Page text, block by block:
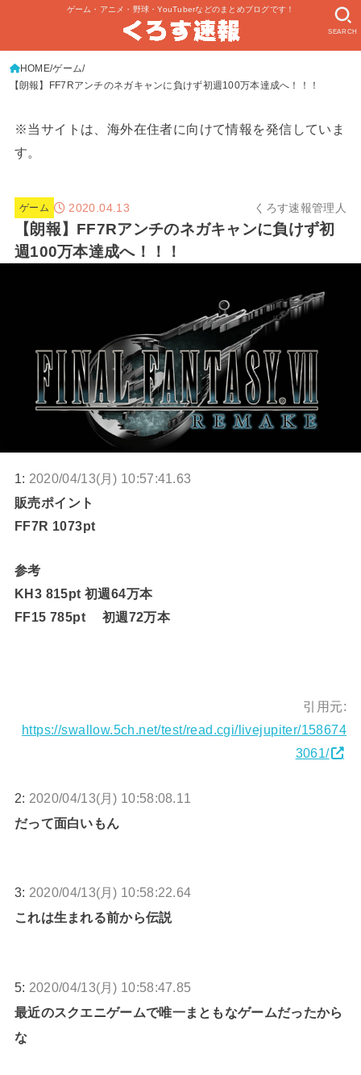
ゲーム・アニメ・野球・YouTuberなどのまとめブログです！
SEARCH
HOME ゲーム
【朗報】FF7Rアンチのネガキャンに負けず初週100万本達成へ！！！
※当サイトは、海外在住者に向けて情報を発信していま
す。
ゲーム 2020.04.13 くろす速報管理人
【朗報】FF7Rアンチのネガキャンに負けず初
週100万本達成へ！！！
1: 2020/04/13(月) 10:57:41.63
販売ポイント
FF7R 1073pt
参考
KH3 815pt 初週64万本
FF15 785pt 初週72万本
引用元:
https://swallow.5ch.net/test/read.cgi/livejupiter/158674
3061/
2: 2020/04/13(月) 10:58:08.11
だって面白いもん
3: 2020/04/13(月) 10:58:22.64
これは生まれる前から伝説
5: 2020/04/13(月) 10:58:47.85
最近のスクエニゲームで唯一まともなゲームだったから
な